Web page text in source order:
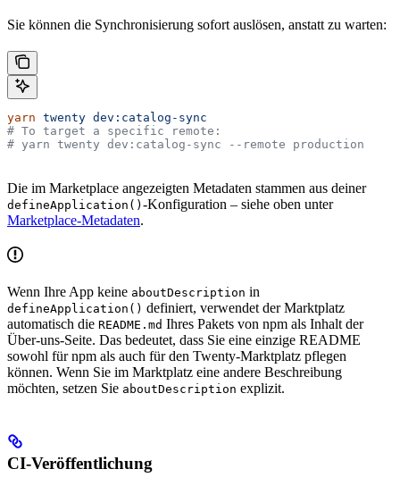
Sie können die Synchronisierung sofort auslösen, anstatt zu warten:
yarn twenty dev:catalog-sync
# To target a specific remote:
# yarn twenty dev:catalog-sync --remote production
Die im Marketplace angezeigten Metadaten stammen aus deiner
defineApplication() -Konfiguration – siehe oben unter
Marketplace-Metadaten.
Wenn Ihre App keine aboutDescription in
defineApplication() definiert, verwendet der Marktplatz
automatisch die README.md Ihres Pakets von npm als Inhalt der
Über-uns-Seite. Das bedeutet, dass Sie eine einzige README
sowohl für npm als auch für den Twenty-Marktplatz pflegen
können. Wenn Sie im Marktplatz eine andere Beschreibung
möchten, setzen Sie aboutDescription explizit.
CI-Veröffentlichung